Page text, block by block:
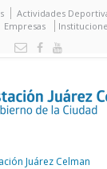
Actividades
Empresas
Juárez Celman